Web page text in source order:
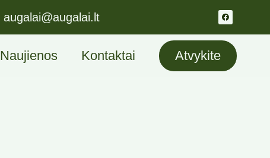
augalai@augalai.lt
Naujienos Kontaktai Atvykite